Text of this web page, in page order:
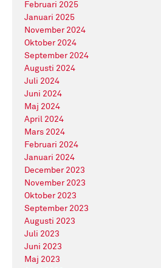
Februari 2025
Januari 2025
November 2024
Oktober 2024
September 2024
Augusti 2024
Juli 2024
Juni 2024
Maj 2024
April 2024
Mars 2024
Februari 2024
Januari 2024
December 2023
November 2023
Oktober 2023
September 2023
Augusti 2023
Juli 2023
Juni 2023
Maj 2023